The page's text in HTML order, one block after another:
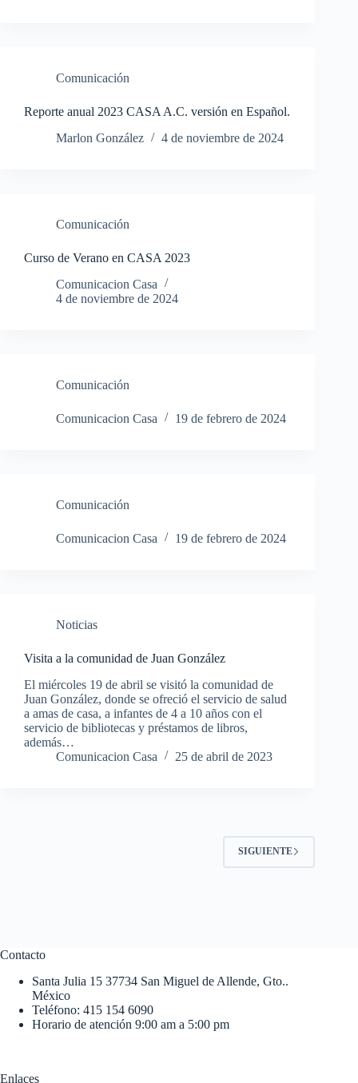
Comunicación
Reporte anual 2023 CASA A.C. versión en Español.
Marlon González
4 de noviembre de 2024
Comunicación
Curso de Verano en CASA 2023
Comunicacion Casa
4 de noviembre de 2024
Comunicación
Comunicacion Casa 19 de febrero de 2024
Comunicación
Comunicacion Casa 19 de febrero de 2024
Noticias
Visita a la comunidad de Juan González
El miércoles 19 de abril se visitó la comunidad de
Juan González, donde se ofreció el servicio de salud
a amas de casa, a infantes de 4 a 10 años con el
servicio de bibliotecas y préstamos de libros,
además…
Comunicacion Casa
25 de abril de 2023
SIGUIENTE
Contacto
Santa Julia 15 37734 San Miguel de Allende, Gto..
México
Teléfono: 415 154 6090
Horario de atención 9:00 am a 5:00 pm
Enlaces